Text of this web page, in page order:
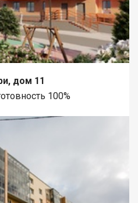
дом 11
100%